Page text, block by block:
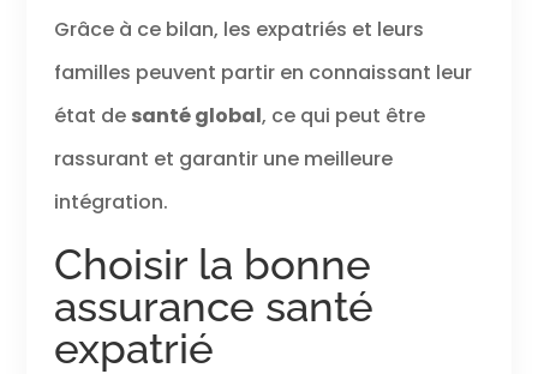
Grâce à ce bilan, les expatriés et leurs
familles peuvent partir en connaissant leur
état de santé global, ce qui peut être
rassurant et garantir une meilleure
intégration.
Choisir la bonne
assurance santé
expatrié